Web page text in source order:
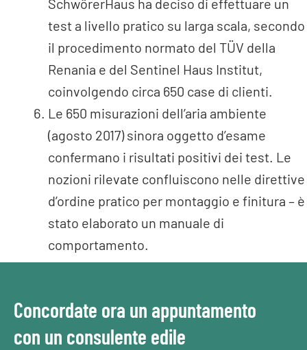
SchwörerHaus ha deciso di effettuare un
test a livello pratico su larga scala, secondo
il procedimento normato del TÜV della
Renania e del Sentinel Haus Institut,
coinvolgendo circa 650 case di clienti.
Le 650 misurazioni dell’aria ambiente
(agosto 2017) sinora oggetto d’esame
confermano i risultati positivi dei test. Le
nozioni rilevate confluiscono nelle direttive
d’ordine pratico per montaggio e finitura – è
stato elaborato un manuale di
comportamento.
Concordate ora un appuntamento
con un consulente edile